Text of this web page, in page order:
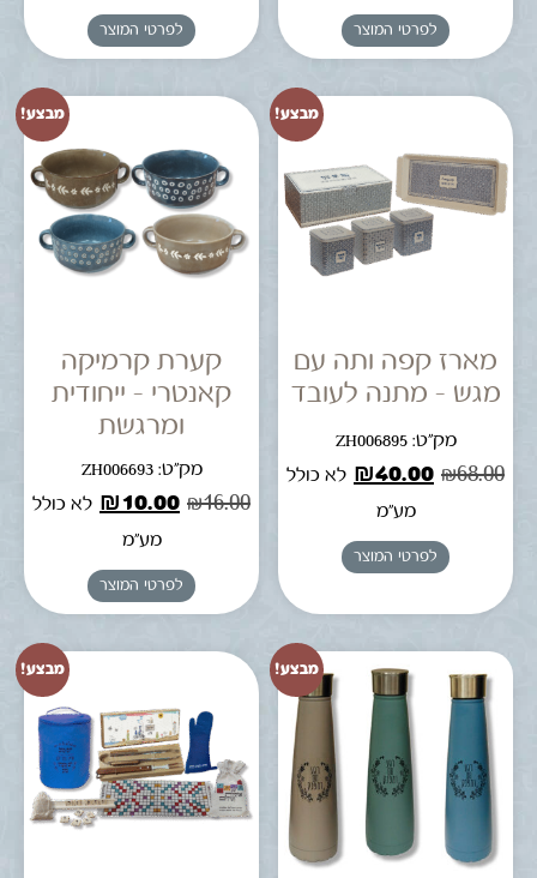
לפרטי המוצר לפרטי המוצר
מבצע!
מארז קפה ותה עם
מגש – מתנה לעובד
מק"ט: ZH006895
₪68.00
₪40.00
לא כולל
מע"מ
לפרטי המוצר
מבצע!
קערת קרמיקה
קאנטרי – ייחודית
ומרגשת
מק"ט: ZH006693
₪16.00
₪10.00
לא כולל
מע"מ
לפרטי המוצר
מבצע! מבצע!